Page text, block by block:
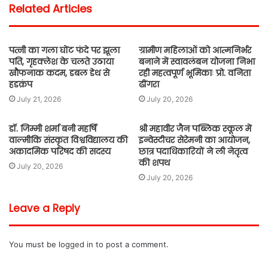
Related Articles
पत्नी का गला घोंट फंदे पर झूला
पति, गृहक्लेश के चलते उठाया
खौफनाक कदम, डबल डेथ से
हडक़ंप
July 21, 2026
ग्रामीण महिलाओं को आत्मनिर्भर
बनाने में स्वावलंबन योजना निभा
रही महत्वपूर्ण भूमिकाः प्रो. वनिता
ढींगरा
July 20, 2026
डॉ. जिम्मी शर्मा बनी महर्षि
वाल्मीकि संस्कृत विश्वविद्यालय की
अकादमिक परिषद की सदस्य
July 20, 2026
श्री महावीर जैन पब्लिक स्कूल में
इन्वेस्टीचर सेरेमनी का आयोजन,
छात्र पदाधिकारियों ने ली नेतृत्व
की शपथ
July 20, 2026
Leave a Reply
You must be logged in to post a comment.